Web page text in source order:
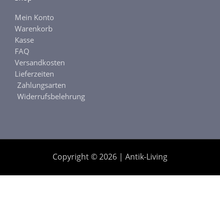
Mein Konto
Warenkorb
Kasse
FAQ
Versandkosten
Lieferzeiten
Zahlungsarten
Widerrufsbelehrung
Copyright © 2026 | Antik-Living